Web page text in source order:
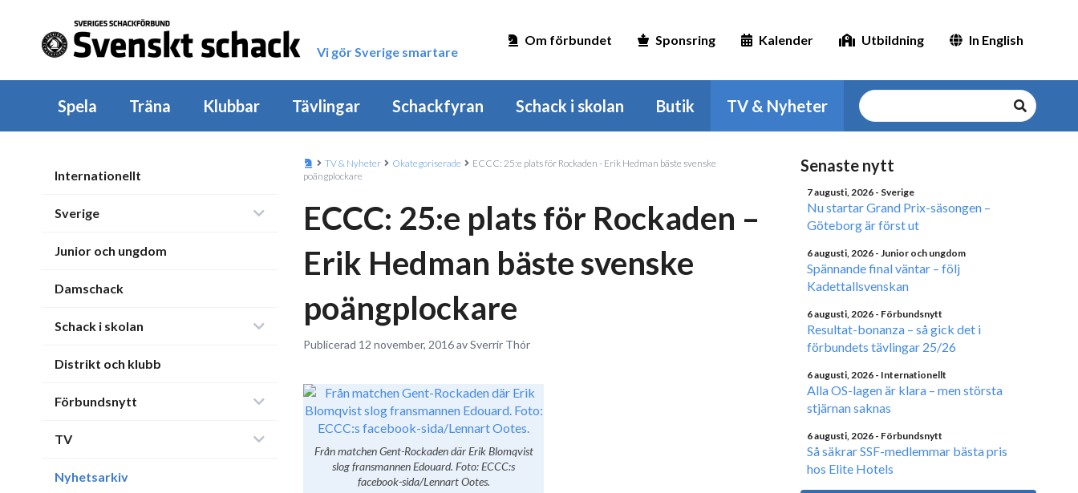
Vi gör Sverige smartare
Om förbundet Sponsring Kalender Utbildning In English
Spela Träna Klubbar Tävlingar Schackfyran Schack i skolan Butik TV & Nyheter
Internationellt
Sverige
Junior och ungdom
Damschack
Schack i skolan
Distrikt och klubb
Förbundsnytt
TV
Nyhetsarkiv
TV & Nyheter Okategoriserade
ECCC: 25:e plats för Rockaden - Erik Hedman bäste svenske
poängplockare
ECCC: 25:e plats för Rockaden –
Erik Hedman bäste svenske
poängplockare
Publicerad 12 november, 2016 av Sverrir Thór
Från matchen Gent-Rockaden där Erik Blomqvist
slog fransmannen Edouard. Foto: ECCC:s
facebook-sida/Lennart Ootes.
Senaste nytt
7 augusti, 2026 - Sverige
Nu startar Grand Prix-säsongen –
Göteborg är först ut
6 augusti, 2026 - Junior och ungdom
Spännande final väntar – följ
Kadettallsvenskan
6 augusti, 2026 - Förbundsnytt
Resultat-bonanza – så gick det i
förbundets tävlingar 25/26
6 augusti, 2026 - Internationellt
Alla OS-lagen är klara – men största
stjärnan saknas
6 augusti, 2026 - Förbundsnytt
Så säkrar SSF-medlemmar bästa pris
hos Elite Hotels